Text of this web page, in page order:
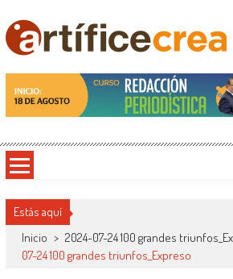
contenido
Artificecrea
Blog de Artífice Comunicadores, elaboramos
diversos formatos, capacitamos en temas de
Estás aquí
Inicio > 2024-07-24 100 grandes
07-24 100 grandes triunfos_Expreso